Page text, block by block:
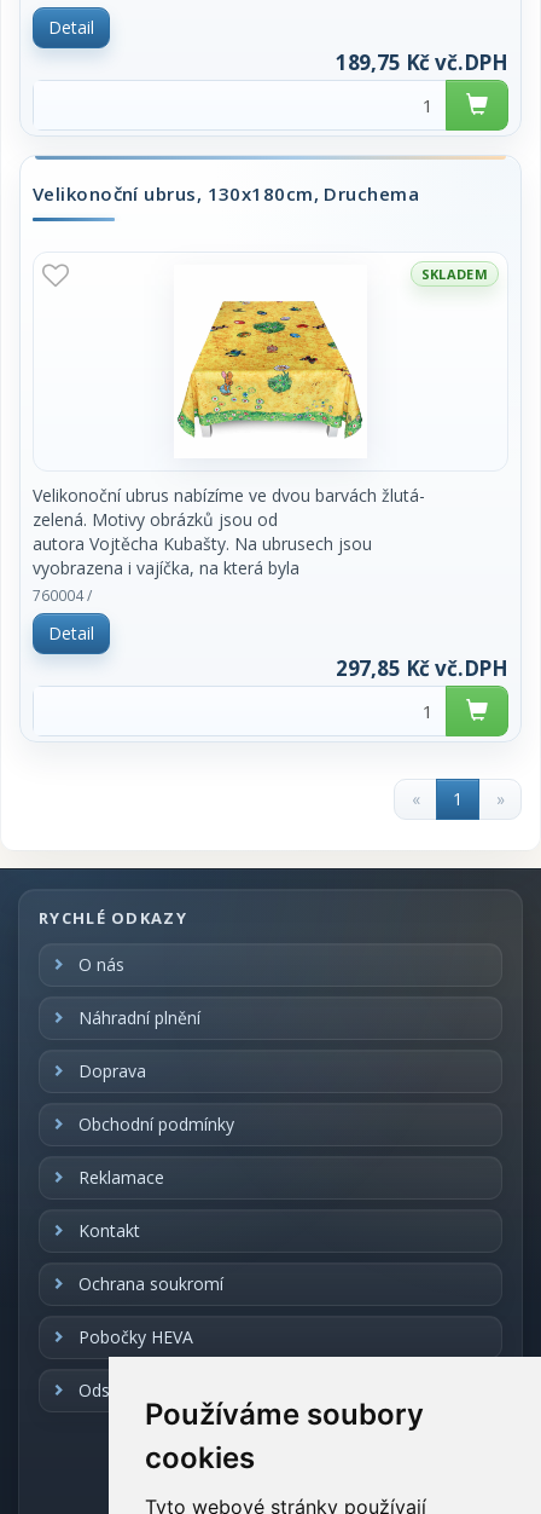
Používáme soubory
cookies
Tyto webové stránky používají
Detail
189,75 Kč vč.DPH
Velikonoční ubrus, 130x180cm, Druchema
SKLADEM
Velikonoční ubrus nabízíme ve dvou barvách žlutá-
zelená. Motivy obrázků jsou od
autora Vojtěcha Kubašty. Na ubrusech jsou
vyobrazena i vajíčka, na která byla
použita značka OVO.
rozměr: 130 x 180 cm
Ubrus ve dvoubarevných variantách - zelený - žlutý
760004 /
Detail
297,85 Kč vč.DPH
« 1 »
RYCHLÉ ODKAZY
O nás
Náhradní plnění
Doprava
Obchodní podmínky
Reklamace
Kontakt
Ochrana soukromí
Pobočky HEVA
Odstoupení od smlouvy
REALIZACE